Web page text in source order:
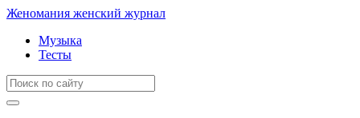
Женомания женский журнал
Музыка
Тесты